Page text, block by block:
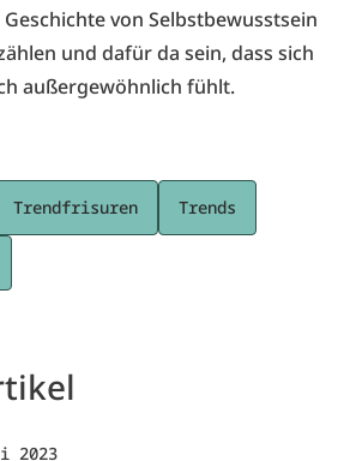
von Selbstbewusstsein
und dafür da sein, dass sich
außergewöhnlich fühlt.
Trendfrisuren Trends
2023